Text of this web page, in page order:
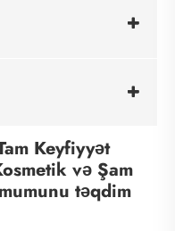
Keyfiyyət
və Şam
təqdim